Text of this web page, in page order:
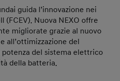
guida l’innovazione nei
Nuova NEXO offre
migliorate grazie al nuovo
all’ottimizzazione del
del sistema elettrico
della batteria.